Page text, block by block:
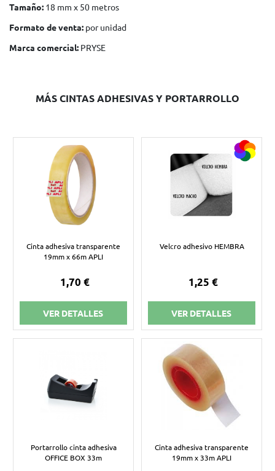
Tamaño: 18 mm x 50 metros
Formato de venta: por unidad
Marca comercial: PRYSE
MÁS CINTAS ADHESIVAS Y PORTARROLLO
Cinta adhesiva transparente
19mm x 66m APLI
1,70 €
VER DETALLES
Velcro adhesivo HEMBRA
1,25 €
VER DETALLES
Portarrollo cinta adhesiva
OFFICE BOX 33m
Cinta adhesiva transparente
19mm x 33m APLI